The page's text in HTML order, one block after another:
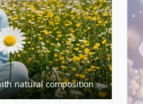
natural composition